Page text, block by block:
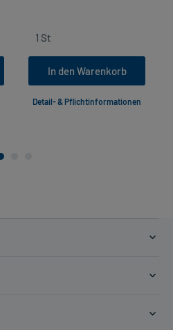
In den Warenkorb
Detail- & Pflichtinformationen